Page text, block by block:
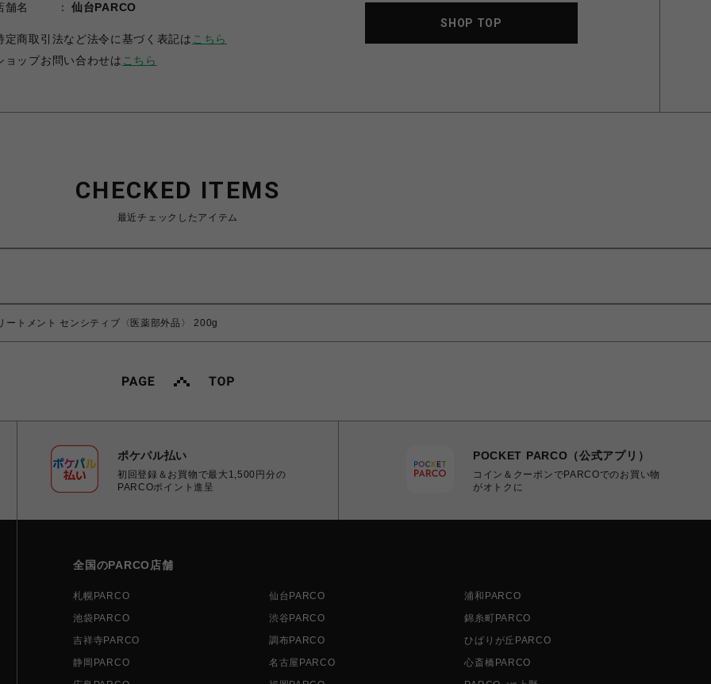
舗名
仙台PARCO
定商取引法など法令に基づく表記は こちら
ョップお問い合わせは こちら
SHOP TOP
CHECKED ITEMS
最近チェックしたアイテム
ートメント センシティブ〈医薬部外品〉 200g
ポケパル払い
初回登録＆お買物で最大1,500円分の
PARCOポイント進呈
POCKET PARCO（公式アプリ）
コイン＆クーポンでPARCOでのお買い物
がオトクに
全国のPARCO店舗
札幌PARCO 仙台PARCO
浦和PARCO
池袋PARCO
渋谷PARCO
錦糸町PARCO
吉祥寺PARCO
調布PARCO
ひばりが丘PARCO
静岡PARCO
名古屋PARCO
心斎橋PARCO